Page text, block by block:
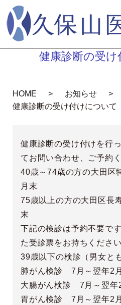
健康診断の受
HOME
お知らせ
健康診断の受け付けについて
健康診断の受け付けを行
てお問い合わせ、ご予約く
40歳～74歳の方の大田
月末
75歳以上の方の大田区長
末
下記の検診は予約不要で
た受診票をお持ちください
39歳以下の検診（男女
肺がん検診 7月～翌年2
大腸がん検診 7月～翌年
胃がん検診 7月～翌年2